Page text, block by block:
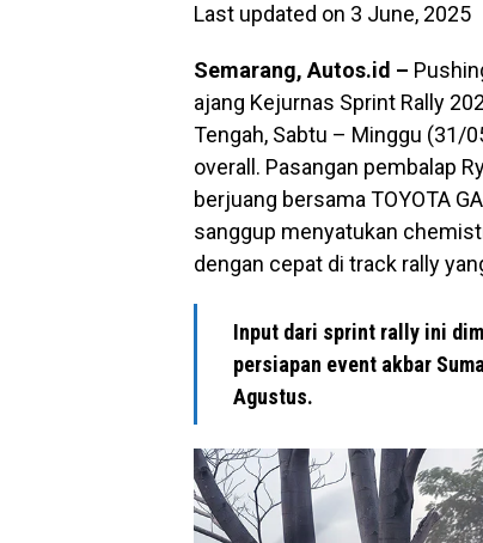
Last updated on 3 June, 2025
Semarang, Autos.id –
ajang Kejurnas Sprint Rally
Tengah, Sabtu – Minggu (31/
overall. Pasangan pembalap
berjuang bersama TOYOTA
sanggup menyatukan
dengan cepat di track rally
Input dari sprint rally ini
persiapan event akbar
Agustus.